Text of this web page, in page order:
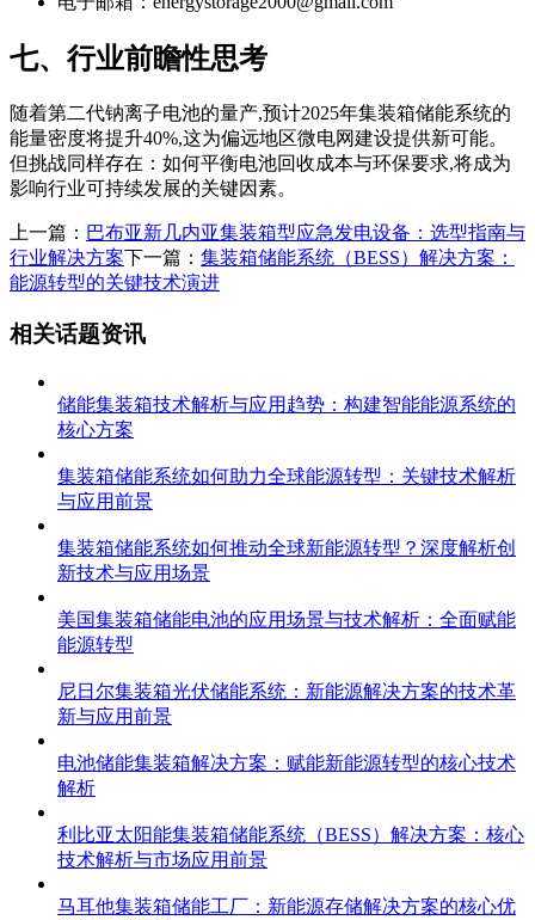
七、行业前瞻性思考
随着第二代钠离子电池的量产,预计2025年集装箱储能系统的
能量密度将提升40%,这为偏远地区微电网建设提供新可能。
但挑战同样存在：如何平衡电池回收成本与环保要求,将成为
影响行业可持续发展的关键因素。
上一篇： 巴布亚新几内亚集装箱型应急发电设备：选型指南与
行业解决方案下一篇： 集装箱储能系统（BESS）解决方案：
能源转型的关键技术演进
相关话题资讯
储能集装箱技术解析与应用趋势：构建智能能源系统的
核心方案
集装箱储能系统如何助力全球能源转型：关键技术解析
与应用前景
集装箱储能系统如何推动全球新能源转型？深度解析创
新技术与应用场景
美国集装箱储能电池的应用场景与技术解析：全面赋能
能源转型
尼日尔集装箱光伏储能系统：新能源解决方案的技术革
新与应用前景
电池储能集装箱解决方案：赋能新能源转型的核心技术
解析
利比亚太阳能集装箱储能系统（BESS）解决方案：核心
技术解析与市场应用前景
马耳他集装箱储能工厂：新能源存储解决方案的核心优